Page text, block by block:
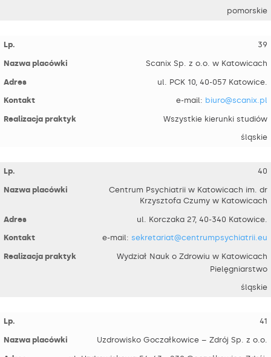
pomorskie
39
Scanix Sp. z o.o. w Katowicach
ul. PCK 10, 40-057 Katowice.
e-mail: biuro@scanix.pl
Wszystkie kierunki studiów
śląskie
40
Centrum Psychiatrii w Katowicach im. dr
Krzysztofa Czumy w Katowicach
ul. Korczaka 27, 40-340 Katowice.
e-mail: sekretariat@centrumpsychiatrii.eu
Wydział Nauk o Zdrowiu w Katowicach
Pielęgniarstwo
śląskie
41
Uzdrowisko Goczałkowice – Zdrój Sp. z o.o.